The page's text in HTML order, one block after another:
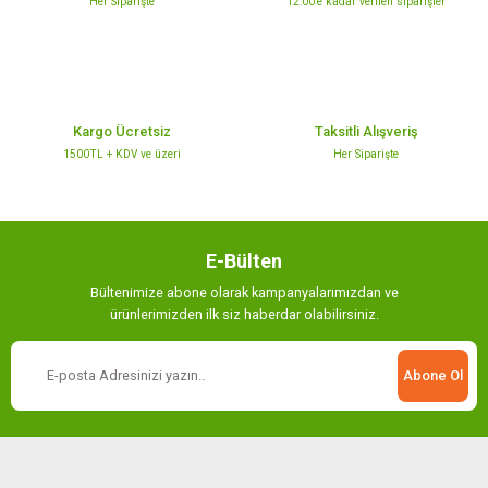
Kargo Ücretsiz
1500TL + KDV ve üzeri
Taksitli Alışveriş
Her Siparişte
E-Bülten
Bültenimize abone olarak kampanyalarımızdan ve
ürünlerimizden ilk siz haberdar olabilirsiniz.
Abone Ol